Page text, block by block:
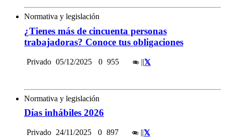
Normativa y legislación
¿Tienes más de cincuenta personas
trabajadoras? Conoce tus obligaciones
Privado 05/12/2025 0 955 ||
Normativa y legislación
Días inhábiles 2026
Privado 24/11/2025 0 897 ||